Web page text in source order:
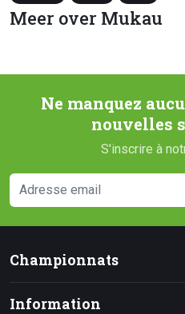
Meer over Mukau
Ne manquez
nouvelles
S'inscrire à
Championnats
Information